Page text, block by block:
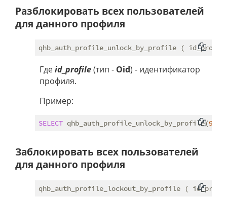
Разблокировать всех пользователей
для данного профиля
Гдеid_profile(тип - Oid) - идентификатор
профиля.
Пример:
SELECT qhb_auth_profile_unlock_by_profile(9352
Заблокировать всех пользователей
для данного профиля